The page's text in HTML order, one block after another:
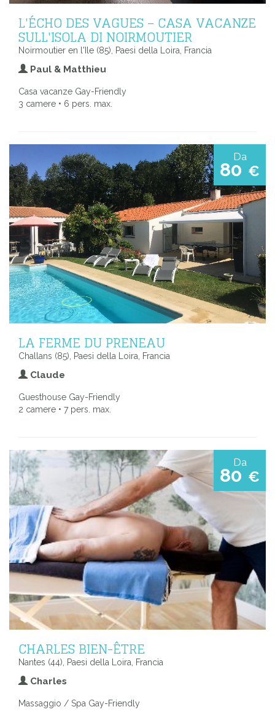
L'ÉCHO DES VAGUES – CASA VACANZE
SULL'ISOLA DI NOIRMOUTIER
Noirmoutier en l'Ile (85), Paesi della Loira, Francia
Paul & Matthieu
Casa vacanze Gay-Friendly
3 camere • 6 pers. max.
Da
80 €
LA FERME DU PRENEAU
Challans (85), Paesi della Loira, Francia
Claude
Guesthouse Gay-Friendly
2 camere • 7 pers. max.
Da
80 €
CHARLES BIEN-ÊTRE
Nantes (44), Paesi della Loira, Francia
Charles
Massaggio / Spa Gay-Friendly